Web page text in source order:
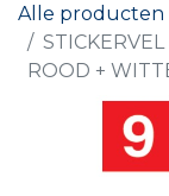
Alle producten
ROOD +